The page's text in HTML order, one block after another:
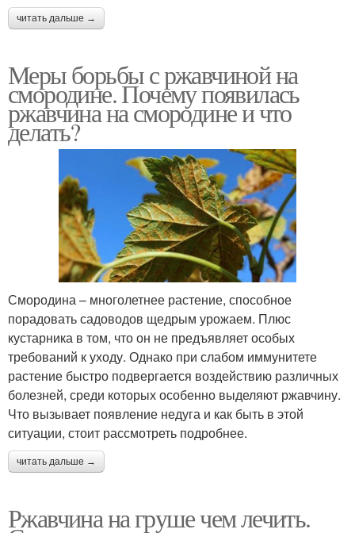
читать дальше →
Меры борьбы с ржавчиной на
смородине. Почему появилась
ржавчина на смородине и что
делать?
Смородина – многолетнее растение, способное
порадовать садоводов щедрым урожаем. Плюс
кустарника в том, что он не предъявляет особых
требований к уходу. Однако при слабом иммунитете
растение быстро подвергается воздействию различных
болезней, среди которых особенно выделяют ржавчину.
Что вызывает появление недуга и как быть в этой
ситуации, стоит рассмотреть подробнее.
читать дальше →
Ржавчина на груше чем лечить.